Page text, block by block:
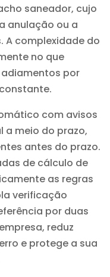
saneador, cujo
anulação ou a
A complexidade do
no que
por
com avisos
a meio do prazo,
antes do prazo.
de cálculo de
as regras
verificação
por duas
reduz
e protege a sua